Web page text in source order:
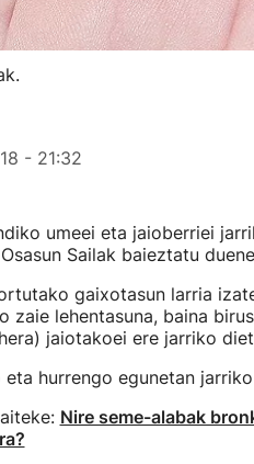
- 21:32
umeei eta jaioberriei
Sailak baieztatu
gaixotasun larria
zaie lehentasuna, baina
jaiotakoei ere jarriko
hurrengo egunetan
Nire seme-alabak